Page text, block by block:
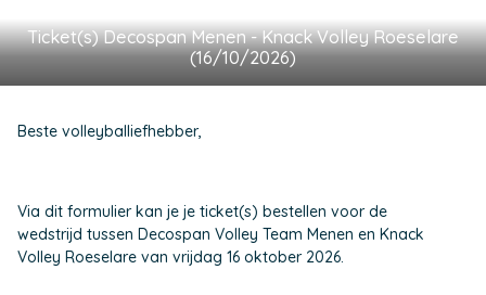
Ticket(s) Decospan Menen - Knack Volley Roeselare
(16/10/2026)
Beste volleyballiefhebber,
Via dit formulier kan je je ticket(s) bestellen voor de
wedstrijd tussen Decospan Volley Team Menen en Knack
Volley Roeselare van vrijdag 16 oktober 2026.